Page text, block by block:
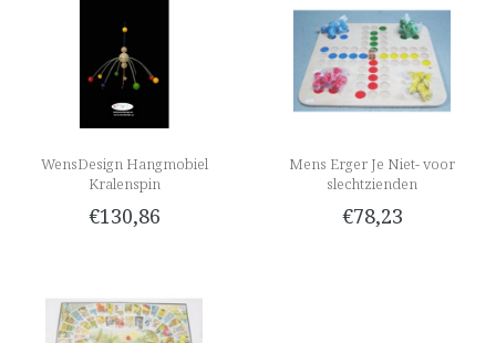
WensDesign Hangmobiel
Kralenspin
€130,86
Mens Erger Je Niet- voor
slechtzienden
€78,23